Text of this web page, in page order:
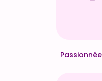
Passionnée